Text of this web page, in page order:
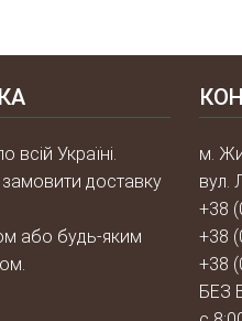
всій Україні.
доставку
або будь-яким
м.
вул.
+38
+38
+38
БЕЗ